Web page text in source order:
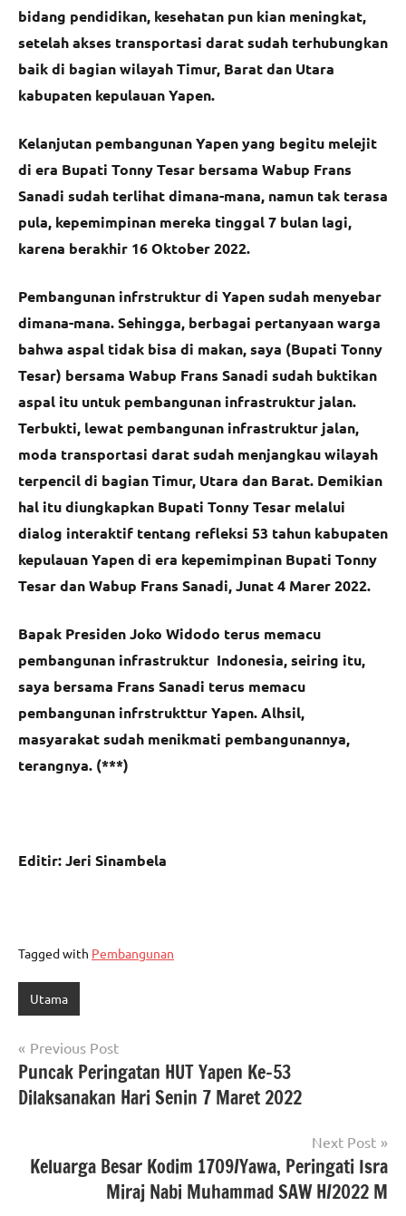
bidang pendidikan, kesehatan pun kian meningkat,
setelah akses transportasi darat sudah terhubungkan
baik di bagian wilayah Timur, Barat dan Utara
kabupaten kepulauan Yapen.
Kelanjutan pembangunan Yapen yang begitu melejit
di era Bupati Tonny Tesar bersama Wabup Frans
Sanadi sudah terlihat dimana-mana, namun tak terasa
pula, kepemimpinan mereka tinggal 7 bulan lagi,
karena berakhir 16 Oktober 2022.
Pembangunan infrstruktur di Yapen sudah menyebar
dimana-mana. Sehingga, berbagai pertanyaan warga
bahwa aspal tidak bisa di makan, saya (Bupati Tonny
Tesar) bersama Wabup Frans Sanadi sudah buktikan
aspal itu untuk pembangunan infrastruktur jalan.
Terbukti, lewat pembangunan infrastruktur jalan,
moda transportasi darat sudah menjangkau wilayah
terpencil di bagian Timur, Utara dan Barat. Demikian
hal itu diungkapkan Bupati Tonny Tesar melalui
dialog interaktif tentang refleksi 53 tahun kabupaten
kepulauan Yapen di era kepemimpinan Bupati Tonny
Tesar dan Wabup Frans Sanadi, Junat 4 Marer 2022.
Bapak Presiden Joko Widodo terus memacu
pembangunan infrastruktur Indonesia, seiring itu,
saya bersama Frans Sanadi terus memacu
pembangunan infrstrukttur Yapen. Alhsil,
masyarakat sudah menikmati pembangunannya,
terangnya. (***)
Editir: Jeri Sinambela
Tagged with Pembangunan
Utama
Navigasi
pos
Previous Post
Puncak Peringatan HUT Yapen Ke-53
Dilaksanakan Hari Senin 7 Maret 2022
Next Post
Keluarga Besar Kodim 1709/Yawa, Peringati Isra
Miraj Nabi Muhammad SAW H/2022 M